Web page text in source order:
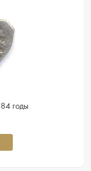
годы